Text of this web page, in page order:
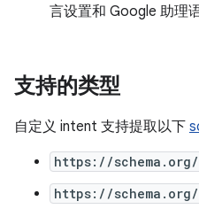
言设置和 Google 助理
支持的类型
自定义 intent 支持提取以下
https://
https://schema.org/